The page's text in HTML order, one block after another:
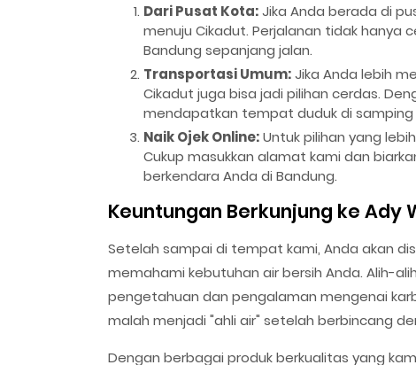
Dari Pusat Kota:Jika Anda berada di
menuju Cikadut. Perjalanan tidak
Bandung sepanjang jalan.
Transportasi Umum:Jika Anda lebih
Cikadut juga bisa jadi pilihan cerdas.
mendapatkan tempat duduk di
Naik Ojek Online:Untuk pilihan yang
Cukup masukkan alamat kami dan
berkendara Anda di Bandung.
Keuntungan Berkunjung ke Ady
Setelah sampai di tempat kami, Anda akan
memahami kebutuhan air bersih Anda. Alih-
pengetahuan dan pengalaman mengenai
malah menjadi "ahli air" setelah berbincang
Dengan berbagai produk berkualitas yang